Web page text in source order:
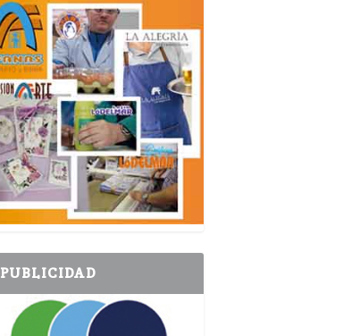
PUBLICIDAD